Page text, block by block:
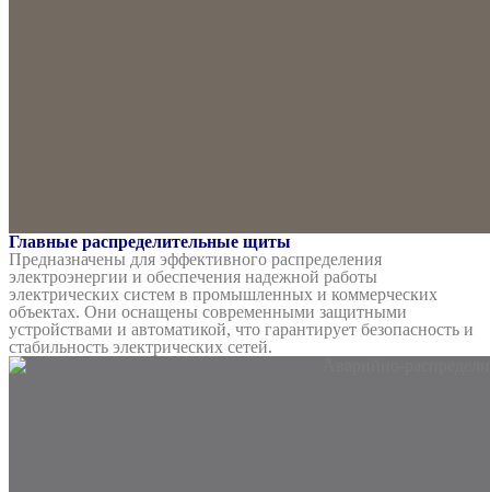
Главные распределительные щиты
Предназначены для эффективного распределения
электроэнергии и обеспечения надежной работы
электрических систем в промышленных и коммерческих
объектах. Они оснащены современными защитными
устройствами и автоматикой, что гарантирует безопасность и
стабильность электрических сетей.